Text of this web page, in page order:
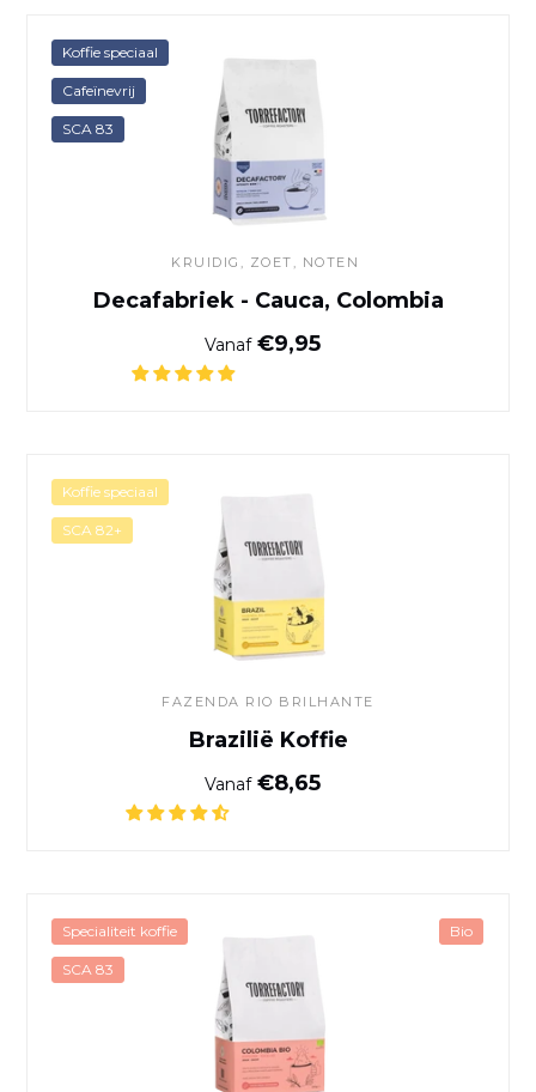
KRUIDIG, ZOET, NOTEN
Decafabriek - Cauca, Colombia
Normale prijs
Vanaf€9,95
Koffie speciaal
Cafeïnevrij
SCA 83
FAZENDA RIO BRILHANTE
Brazilië Koffie
Normale prijs
Vanaf€8,65
Koffie speciaal
SCA 82+
Bio
Specialiteit koffie
SCA 83